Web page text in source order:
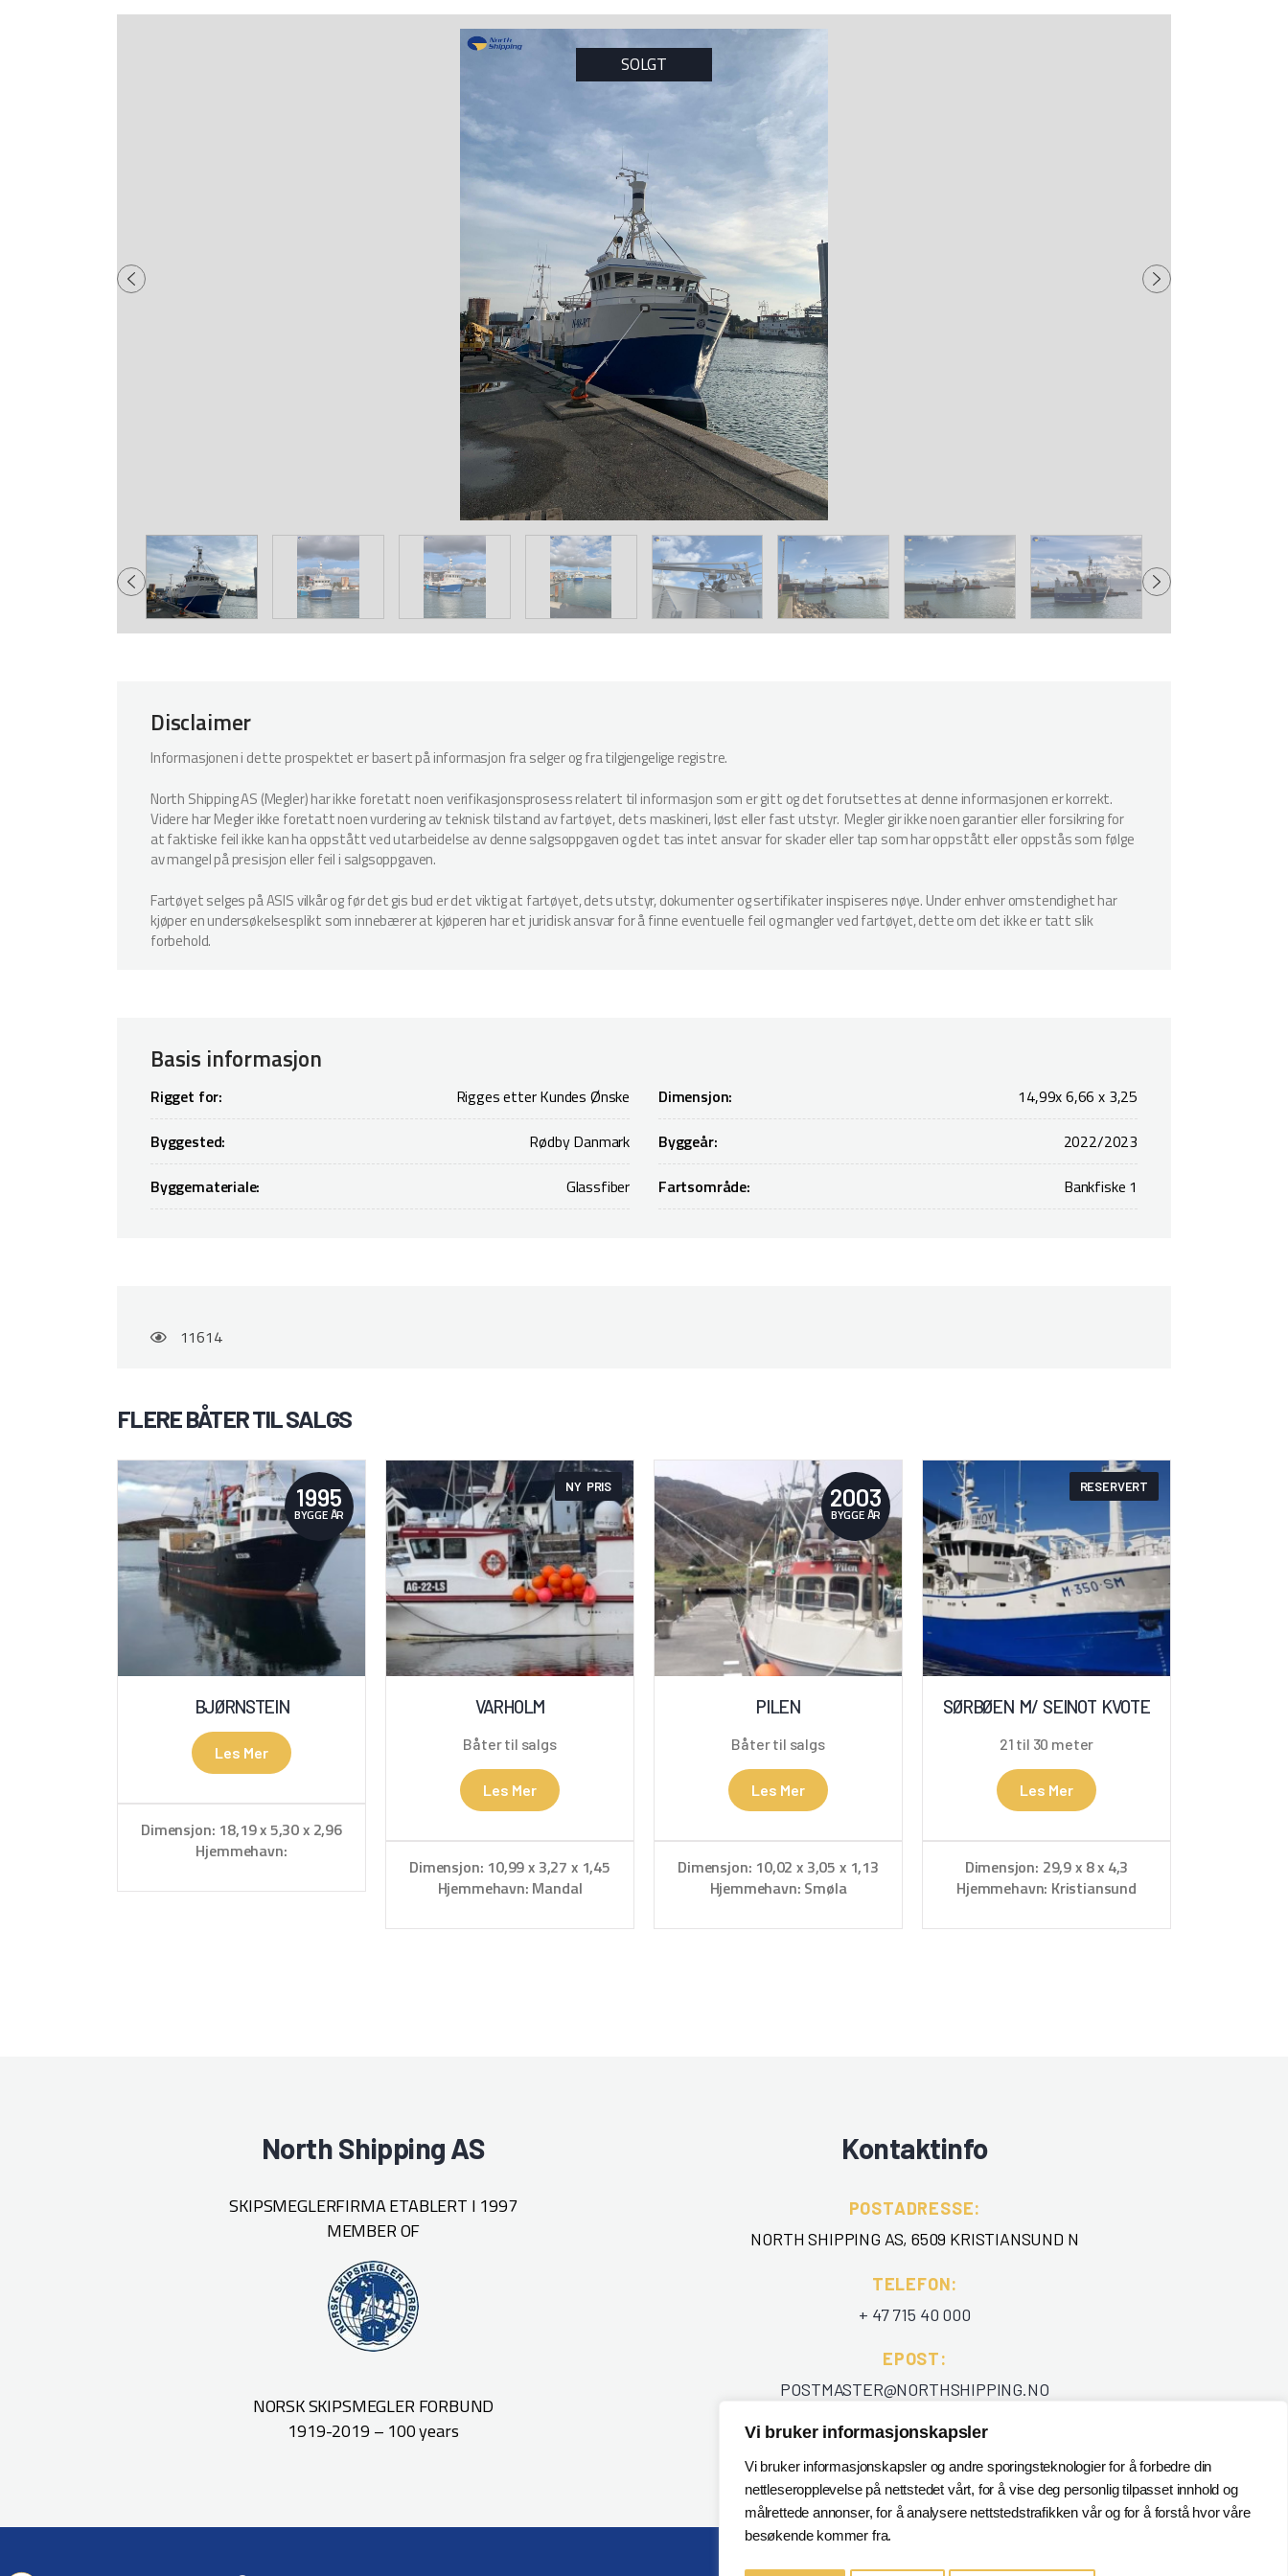
Vi bruker informasjonskapsler
Vi bruker informasjonskapsler og andre sporingsteknologier for å forbedre din
nettleseropplevelse på nettstedet vårt, for å vise deg personlig tilpasset innhold og
målrettede annonser, for å analysere nettstedstrafikken vår og for å forstå hvor våre
besøkende kommer fra.
SOLGT
Disclaimer
Informasjonen i dette prospektet er basert på informasjon fra selger og fra tilgjengelige registre.
North Shipping AS (Megler) har ikke foretatt noen verifikasjonsprosess relatert til informasjon som er gitt og det forutsettes at denne informasjonen er korrekt.
Videre har Megler ikke foretatt noen vurdering av teknisk tilstand av fartøyet, dets maskineri, løst eller fast utstyr. Megler gir ikke noen garantier eller forsikring for
at faktiske feil ikke kan ha oppstått ved utarbeidelse av denne salgsoppgaven og det tas intet ansvar for skader eller tap som har oppstått eller oppstås som følge
av mangel på presisjon eller feil i salgsoppgaven.
Fartøyet selges på ASIS vilkår og før det gis bud er det viktig at fartøyet, dets utstyr, dokumenter og sertifikater inspiseres nøye. Under enhver omstendighet har
kjøper en undersøkelsesplikt som innebærer at kjøperen har et juridisk ansvar for å finne eventuelle feil og mangler ved fartøyet, dette om det ikke er tatt slik
forbehold.
Basis informasjon
Rigget for: Rigges etter Kundes Ønske Dimensjon:
14,99x 6,66 x 3,25
Byggested:
Rødby Danmark Byggeår:
2022/2023
Byggemateriale:
Glassfiber Fartsområde: Bankfiske 1
11614
FLERE BÅTER TIL SALGS
1995
BYGGE ÅR
BJØRNSTEIN
Les Mer
Dimensjon: 18,19 x 5,30 x 2,96
Hjemmehavn:
NY PRIS
VARHOLM
Båter til salgs
Les Mer
Dimensjon: 10,99 x 3,27 x 1,45
Hjemmehavn: Mandal
2003
BYGGE ÅR
PILEN
Båter til salgs
Les Mer
Dimensjon: 10,02 x 3,05 x 1,13
Hjemmehavn: Smøla
RESERVERT
SØRBØEN M/ SEINOT KVOTE
21 til 30 meter
Les Mer
Dimensjon: 29,9 x 8 x 4,3
Hjemmehavn: Kristiansund
North Shipping AS
SKIPSMEGLERFIRMA ETABLERT I 1997
MEMBER OF
NORSK SKIPSMEGLER FORBUND
1919-2019 – 100 years
Kontaktinfo
POSTADRESSE:
NORTH SHIPPING AS, 6509 KRISTIANSUND N
TELEFON:
+ 47 715 40 000
EPOST:
POSTMASTER@NORTHSHIPPING.NO